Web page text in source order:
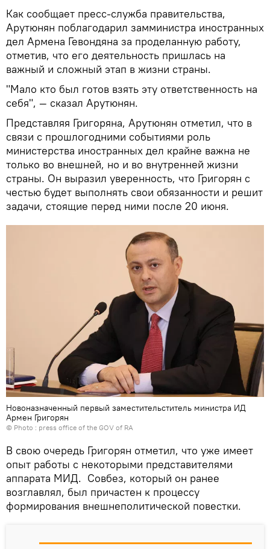
Как сообщает пресс-служба правительства,
Арутюнян поблагодарил замминистра иностранных
дел Армена Гевондяна за проделанную работу,
отметив, что его деятельность пришлась на
важный и сложный этап в жизни страны.
"Мало кто был готов взять эту ответственность на
себя", — сказал Арутюнян.
Представляя Григоряна, Арутюнян отметил, что в
связи с прошлогодними событиями роль
министерства иностранных дел крайне важна не
только во внешней, но и во внутренней жизни
страны. Он выразил уверенность, что Григорян с
честью будет выполнять свои обязанности и решит
задачи, стоящие перед ними после 20 июня.
Новоназначенный первый заместительститель министра ИД
Армен Григорян
© Photo : press office of the GOV of RA
В свою очередь Григорян отметил, что уже имеет
опыт работы с некоторыми представителями
аппарата МИД. Совбез, который он ранее
возглавлял, был причастен к процессу
формирования внешнеполитической повестки.